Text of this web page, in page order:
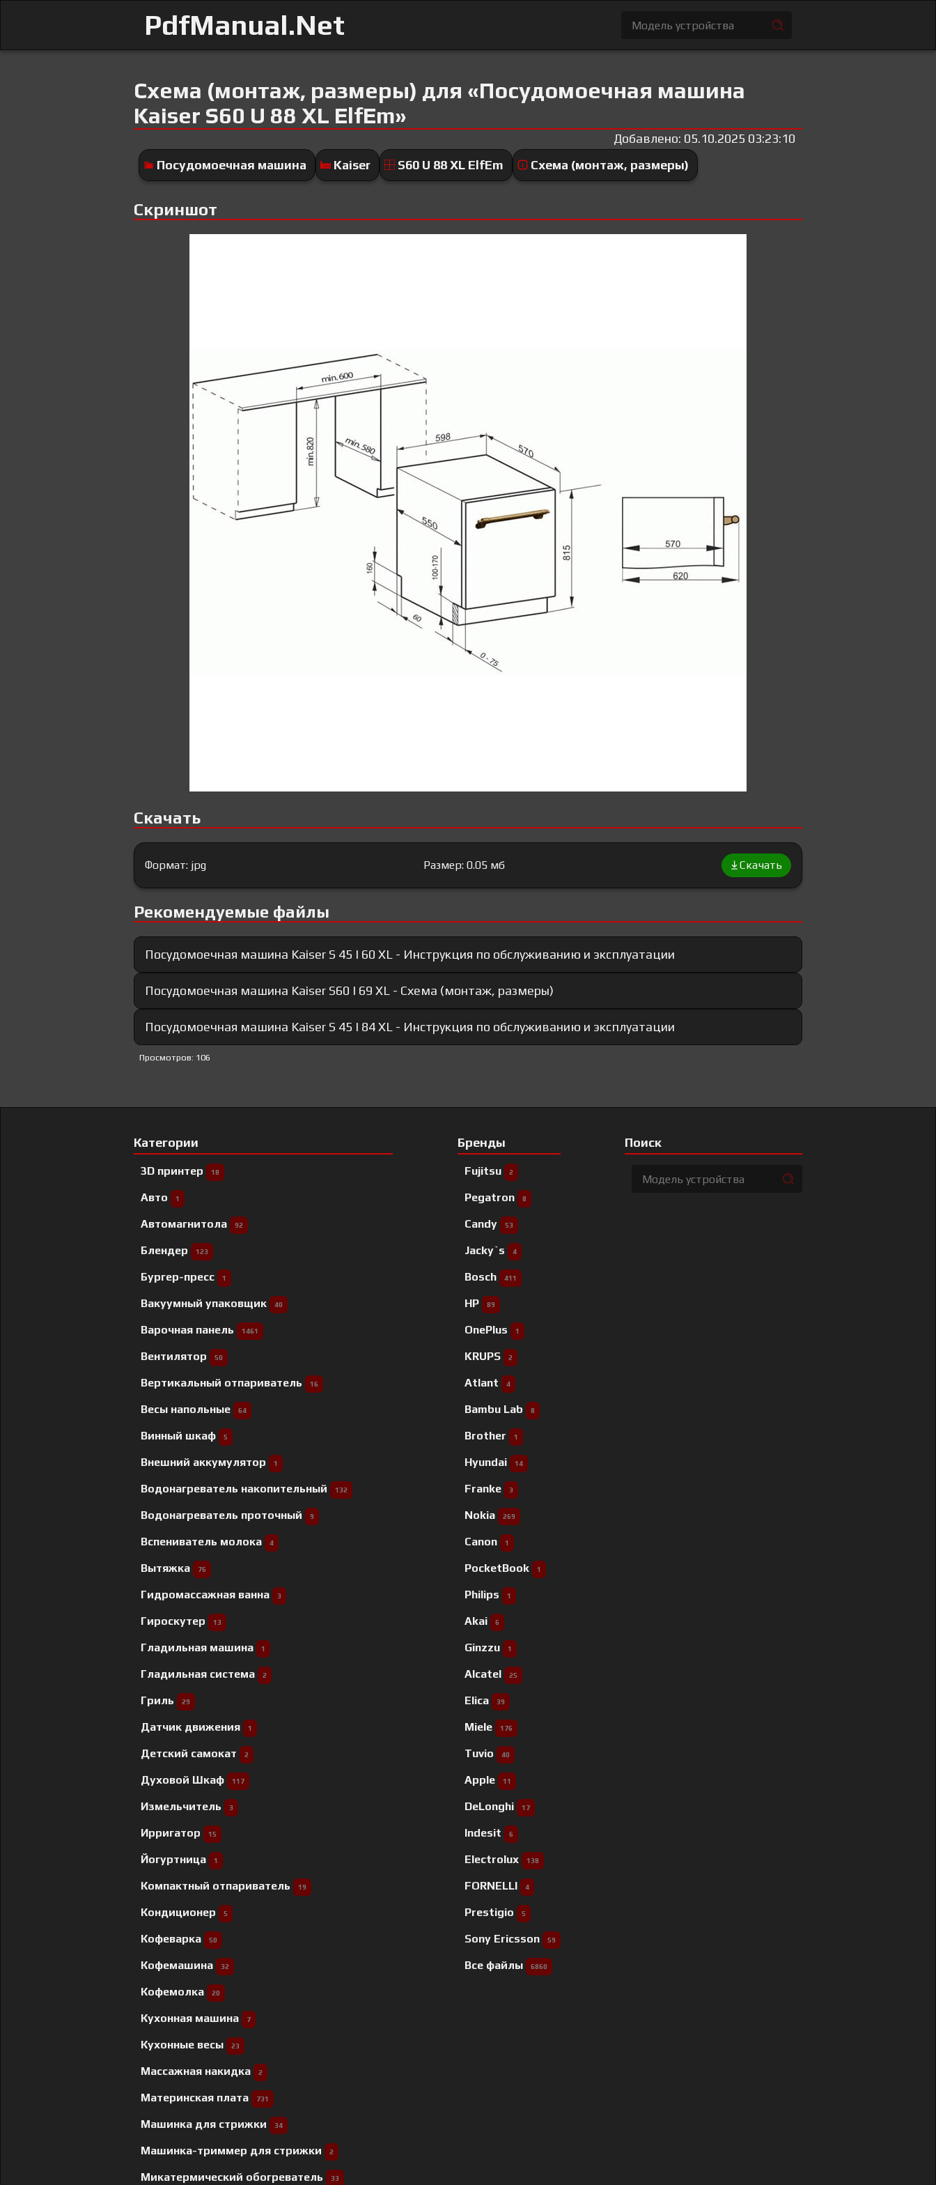
PdfManual.Net
Схема (монтаж, размеры) для «Посудомоечная машина
Kaiser S60 U 88 XL ElfEm»
Добавлено: 05.10.2025 03:23:10
Посудомоечная машина
Kaiser S60 U 88 XL ElfEm Схема (монтаж, размеры)
Скриншот
Скачать
Формат: jpg Размер: 0.05 мб Скачать
Рекомендуемые файлы
Посудомоечная машина Kaiser S 45 I 60 XL - Инструкция по обслуживанию и эксплуатации
Посудомоечная машина Kaiser S60 I 69 XL - Схема (монтаж, размеры)
Посудомоечная машина Kaiser S 45 I 84 XL - Инструкция по обслуживанию и эксплуатации
Просмотров: 106
Категории
3D принтер 18
Авто 1
Автомагнитола 92
Блендер 123
Бургер-пресс 1
Вакуумный упаковщик 40
Варочная панель 1461
Вентилятор 50
Вертикальный отпариватель 16
Весы напольные 64
Винный шкаф 5
Внешний аккумулятор 1
Водонагреватель накопительный 132
Водонагреватель проточный 9
Вспениватель молока 4
Вытяжка 76
Гидромассажная ванна 3
Гироскутер 13
Гладильная машина 1
Гладильная система 2
Гриль 29
Датчик движения 1
Детский самокат 2
Духовой Шкаф 117
Измельчитель 3
Ирригатор 15
Йогуртница 1
Компактный отпариватель 19
Кондиционер 5
Кофеварка 50
Кофемашина 32
Кофемолка 20
Кухонная машина 7
Кухонные весы 23
Массажная накидка 2
Материнская плата 731
Машинка для стрижки 34
Машинка-триммер для стрижки 2
Микатермический обогреватель 33
Бренды
Fujitsu 2
Pegatron 8
Candy 53
Jacky`s 4
Bosch 411
HP 89
OnePlus 1
KRUPS 2
Atlant 4
Bambu Lab 8
Brother 1
Hyundai 14
Franke 3
Nokia 269
Canon 1
PocketBook 1
Philips 1
Akai 6
Ginzzu 1
Alcatel 25
Elica 39
Miele 176
Tuvio 40
Apple 11
DeLonghi 17
Indesit 6
Electrolux 138
FORNELLI 4
Prestigio 5
Sony Ericsson 59
Все файлы 6860
Поиск